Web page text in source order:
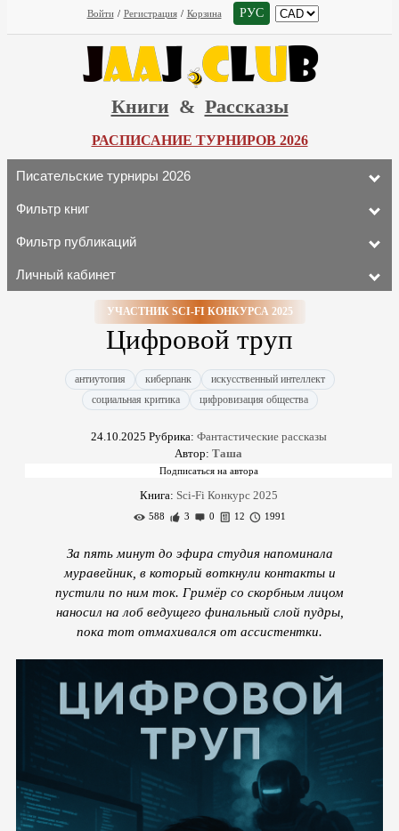
Войти / Регистрация / Корзина РУС
Книги & Рассказы
РАСПИСАНИЕ ТУРНИРОВ 2026
Писательские турниры 2026
Фильтр книг
Фильтр публикаций
Личный кабинет
УЧАСТНИК SCI-FI КОНКУРСА 2025
Цифровой труп
антиутопия киберпанк
искусственный интеллект
социальная критика
цифровизация общества
24.10.2025 Рубрика: Фантастические рассказы
Автор: Таша
Книга: Sci-Fi Конкурс 2025
588 3 0 12 1991
За пять минут до эфира студия напоминала
муравейник, в который воткнули контакты и
пустили по ним ток. Гримёр со скорбным лицом
наносил на лоб ведущего финальный слой пудры,
пока тот отмахивался от ассистентки.